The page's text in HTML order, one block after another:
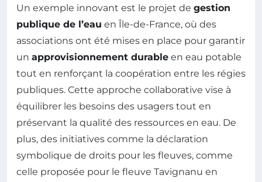
Un exemple innovant est le projet de gestion
publique de l’eau en Île-de-France, où des
associations ont été mises en place pour garantir
un approvisionnement durable en eau potable
tout en renforçant la coopération entre les régies
publiques. Cette approche collaborative vise à
équilibrer les besoins des usagers tout en
préservant la qualité des ressources en eau. De
plus, des initiatives comme la déclaration
symbolique de droits pour les fleuves, comme
celle proposée pour le fleuve Tavignanu en